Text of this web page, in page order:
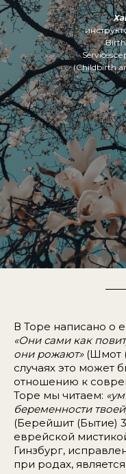
(Childbirth
В Торе написано о
«Они сами как
они рожают» (Шмот
случаях это может
отношению к
Торе мы читаем:
беременности
(Берейшит (Бытие)
еврейской
Гинзбург,
при родах,